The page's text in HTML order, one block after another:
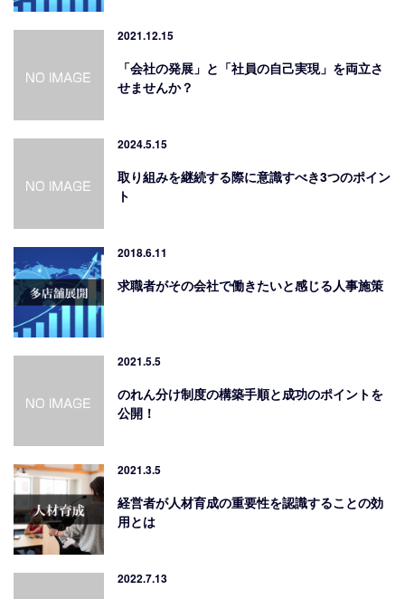
2021.12.15
「会社の発展」と「社員の自己実現」を両立さ
せませんか？
2024.5.15
取り組みを継続する際に意識すべき3つのポイン
ト
2018.6.11
求職者がその会社で働きたいと感じる人事施策
2021.5.5
のれん分け制度の構築手順と成功のポイントを
公開！
2021.3.5
経営者が人材育成の重要性を認識することの効
用とは
2022.7.13